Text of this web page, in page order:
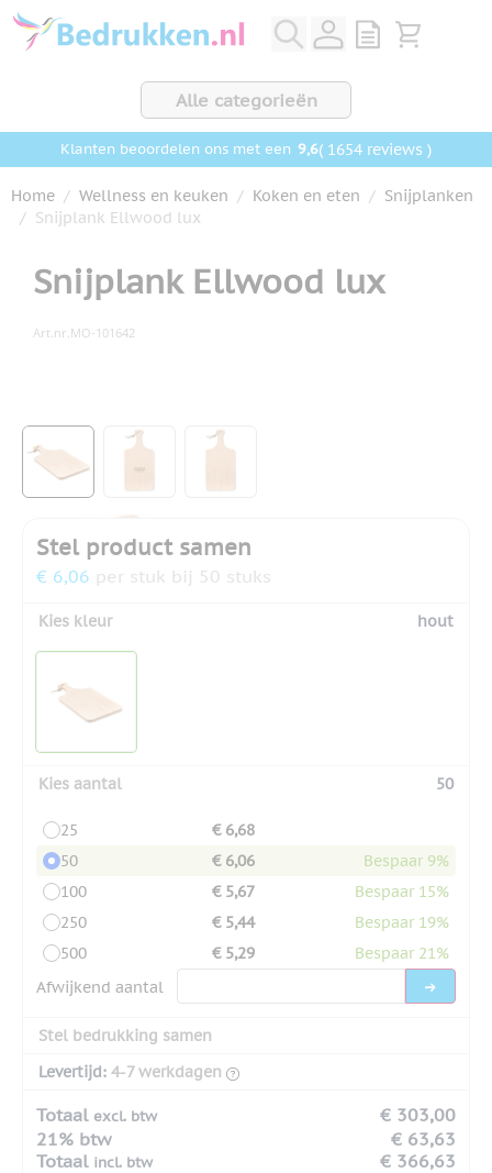
Ga naar de inhoud
View quote,
Bekijk
Alle categorieën
Klanten beoordelen ons met een 9,6( 1654 reviews )
Home / Wellness en keuken / Koken en eten / Snijplanken
/ Snijplank Ellwood lux
Snijplank Ellwood lux
Art.nr. MO-101642
View larger image
View larger imageView larger image
Stel product samen
€ 6,06 per stuk bij 50 stuks
Kies kleur hout
Kies aantal 50
25
€ 6,68
50
€ 6,06
Bespaar 9%
100
€ 5,67
Bespaar 15%
250
€ 5,44
Bespaar 19%
500
€ 5,29
Bespaar 21%
Afwijkend aantal
Stel bedrukking samen
Levertijd: 4-7 werkdagen
Totaal excl. btw
€ 303,00
21% btw
€ 63,63
Totaal incl. btw € 366,63